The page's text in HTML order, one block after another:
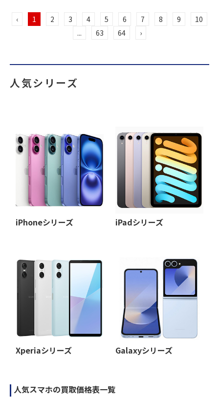
‹ 1 2 3 4 5 6 7 8 9
10
...
63 64 ›
人気シリーズ
iPhoneシリーズ iPadシリーズ
Xperiaシリーズ Galaxyシリーズ
人気スマホの買取価格表一覧